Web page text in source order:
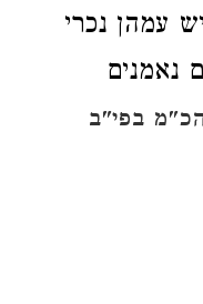
עמהן נכרי
נאמנים
בפי"ב